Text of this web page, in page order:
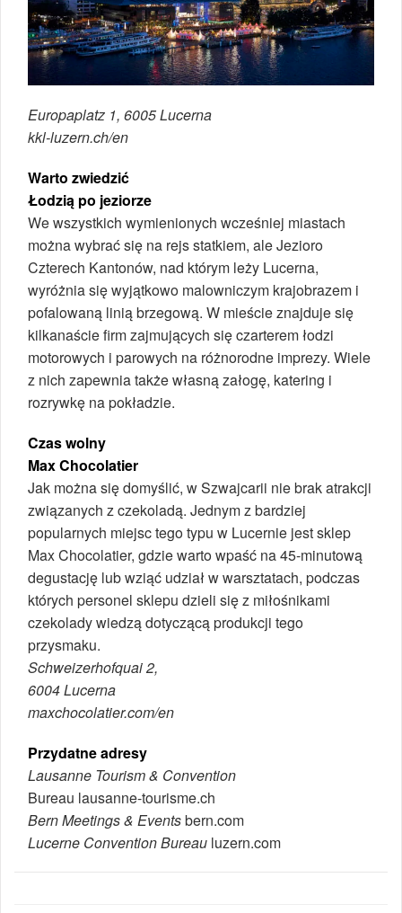
Europaplatz 1, 6005 Lucerna
kkl-luzern.ch/en
Warto zwiedzić
Łodzią po jeziorze
We wszystkich wymienionych wcześniej miastach
można wybrać się na rejs statkiem, ale Jezioro
Czterech Kantonów, nad którym leży Lucerna,
wyróżnia się wyjątkowo malowniczym krajobrazem i
pofalowaną linią brzegową. W mieście znajduje się
kilkanaście firm zajmujących się czarterem łodzi
motorowych i parowych na różnorodne imprezy. Wiele
z nich zapewnia także własną załogę, katering i
rozrywkę na pokładzie.
Czas wolny
Max Chocolatier
Jak można się domyślić, w Szwajcarii nie brak atrakcji
związanych z czekoladą. Jednym z bardziej
popularnych miejsc tego typu w Lucernie jest sklep
Max Chocolatier, gdzie warto wpaść na 45-minutową
degustację lub wziąć udział w warsztatach, podczas
których personel sklepu dzieli się z miłośnikami
czekolady wiedzą dotyczącą produkcji tego
przysmaku.
Schweizerhofquai 2,
6004 Lucerna
maxchocolatier.com/en
Przydatne adresy
Lausanne Tourism & Convention
Bureau lausanne-tourisme.ch
Bern Meetings & Eventsbern.com
Lucerne Convention Bureau luzern.com